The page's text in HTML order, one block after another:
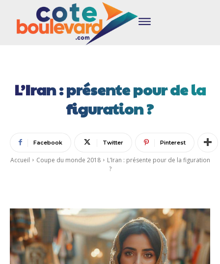
L’Iran : présente pour de la
figuration ?
Facebook Twitter Pinterest
Accueil Coupe du monde 2018
L’Iran : présente pour de la figuration
?